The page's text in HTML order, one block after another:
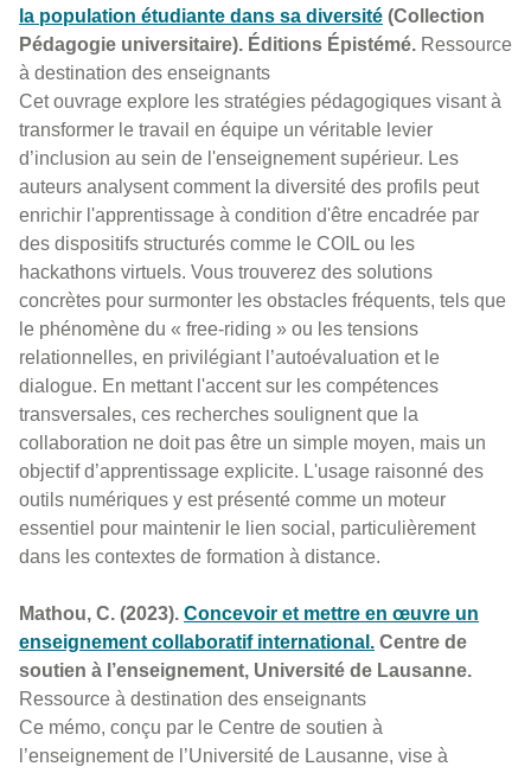
la population étudiante dans sa diversité (Collection
Pédagogie universitaire). Éditions Épistémé. Ressource
à destination des enseignants
Cet ouvrage explore les stratégies pédagogiques visant à
transformer le travail en équipe un véritable levier
d’inclusion au sein de l'enseignement supérieur. Les
auteurs analysent comment la diversité des profils peut
enrichir l'apprentissage à condition d'être encadrée par
des dispositifs structurés comme le COIL ou les
hackathons virtuels. Vous trouverez des solutions
concrètes pour surmonter les obstacles fréquents, tels que
le phénomène du « free-riding » ou les tensions
relationnelles, en privilégiant l’autoévaluation et le
dialogue. En mettant l'accent sur les compétences
transversales, ces recherches soulignent que la
collaboration ne doit pas être un simple moyen, mais un
objectif d’apprentissage explicite. L'usage raisonné des
outils numériques y est présenté comme un moteur
essentiel pour maintenir le lien social, particulièrement
dans les contextes de formation à distance.
Mathou, C. (2023). Concevoir et mettre en œuvre un
enseignement collaboratif international. Centre de
soutien à l’enseignement, Université de Lausanne.
Ressource à destination des enseignants
Ce mémo, conçu par le Centre de soutien à
l’enseignement de l’Université de Lausanne, vise à